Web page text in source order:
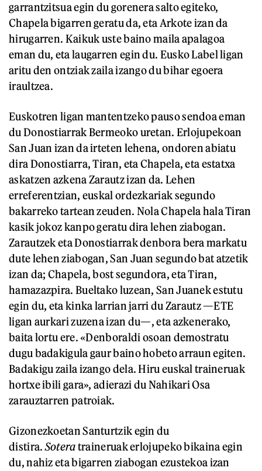
garrantzitsua egin du gorenera salto egiteko,
Chapela bigarren geratu da, eta Arkote izan da
hirugarren. Kaikuk uste baino maila apalagoa
eman du, eta laugarren egin du. Eusko Label ligan
aritu den ontziak zaila izango du bihar egoera
iraultzea.
Euskotren ligan mantentzeko pauso sendoa eman
du Donostiarrak Bermeoko uretan. Erlojupekoan
San Juan izan da irteten lehena, ondoren abiatu
dira Donostiarra, Tiran, eta Chapela, eta estatxa
askatzen azkena Zarautz izan da. Lehen
erreferentzian, euskal ordezkariak segundo
bakarreko tartean zeuden. Nola Chapela hala Tiran
kasik jokoz kanpo geratu dira lehen ziabogan.
Zarautzek eta Donostiarrak denbora bera markatu
dute lehen ziabogan, San Juan segundo bat atzetik
izan da; Chapela, bost segundora, eta Tiran,
hamazazpira. Bueltako luzean, San Juanek estutu
egin du, eta kinka larrian jarri du Zarautz —ETE
ligan aurkari zuzena izan du—, eta azkenerako,
baita lortu ere. «Denboraldi osoan demostratu
dugu badakigula gaur baino hobeto arraun egiten.
Badakigu zaila izango dela. Hiru euskal traineruak
hortxe ibili gara», adierazi du Nahikari Osa
zarauztarren patroiak.
Gizonezkoetan Santurtzik egin du
distira.Soteratraineruak erlojupeko bikaina egin
du, nahiz eta bigarren ziabogan ezustekoa izan